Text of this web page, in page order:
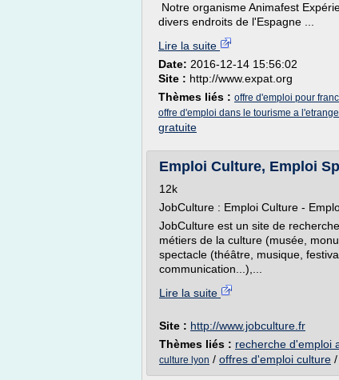
Notre organisme Animafest
divers endroits de l'Espagne ...
Lire la suite
Date: 2016-12-14 15:56:02
Site : http://www.expat.org
Thèmes liés : offre d'emploi pour
offre d'emploi dans le tourisme a
gratuite
Emploi Culture, Emploi
12k
JobCulture : Emploi Culture -
JobCulture est un site de
métiers de la culture (musée,
spectacle (théâtre, musique,
communication...),...
Lire la suite
Site : http://www.jobculture.fr
Thèmes liés : recherche d'emploi
culture lyon / offres d'emploi culture /